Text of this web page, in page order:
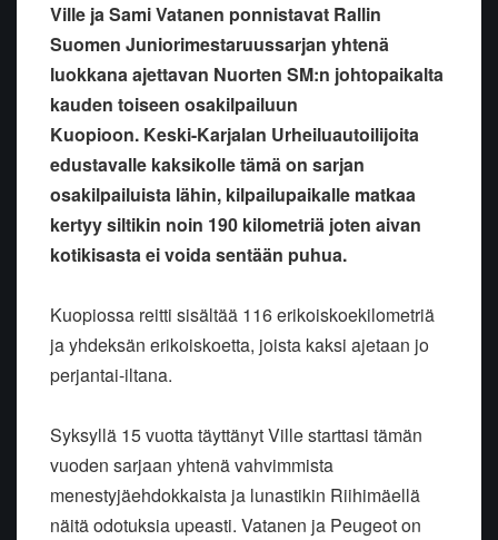
Ville ja Sami Vatanen ponnistavat Rallin
Suomen Juniorimestaruussarjan yhtenä
luokkana ajettavan Nuorten SM:n johtopaikalta
kauden toiseen osakilpailuun
Kuopioon. Keski-Karjalan Urheiluautoilijoita
edustavalle kaksikolle tämä on sarjan
osakilpailuista lähin, kilpailupaikalle matkaa
kertyy siltikin noin 190 kilometriä joten aivan
kotikisasta ei voida sentään puhua.
Kuopiossa reitti sisältää 116 erikoiskoekilometriä
ja yhdeksän erikoiskoetta, joista kaksi ajetaan jo
perjantai-iltana.
Syksyllä 15 vuotta täyttänyt Ville starttasi tämän
vuoden sarjaan yhtenä vahvimmista
menestyjäehdokkaista ja lunastikin Riihimäellä
näitä odotuksia upeasti. Vatanen ja Peugeot on